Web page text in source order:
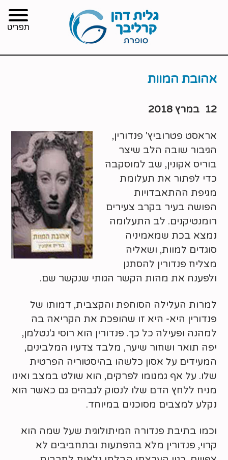
אהובת המוות
12 במרץ 2018
אראסט פטרוביץ' פנדורין,
הגיבור שובה הלב שיצר
בוריס אקונין, שב למוסקבה
כדי לפתור את תעלומת
מגיפת ההתאבדויות
הפושה בעיר בקרב צעירים
רומנטיקנים. לב התעלומה
נמצא בכת שמאמיניה
סוגדים למוות, ושאליה
מצליח פנדורין להסתנן
ולפענח את מהות הקשר הגותי שנקשר שם.
למרות העלילה הסוחפת והקצבית, דמותו של
פנדורין היא- היא זו שהופכת את הקריאה בה
למהנה ופעילה כל כך. פנדורין הוא רוסי ג'נטלמן,
יפה תואר ושחור שיער, מלבד צדעיו המלבינים,
המעידים על אסון כלשהו בהיסטוריה הפרטית
שלו. על אף גמגומו לפרקים, הוא שולט במצב ואינו
מניח ללחץ הדם שלו לנסוק לגבהים גם כאשר הוא
נקלע למצבים מסוכנים במיוחד.
וכמו בתיבת פנדורה המיתולוגית שעל שמה הוא
קרוי, פנדורין מלא בהפתעות ובתחביבים לא
תפריט